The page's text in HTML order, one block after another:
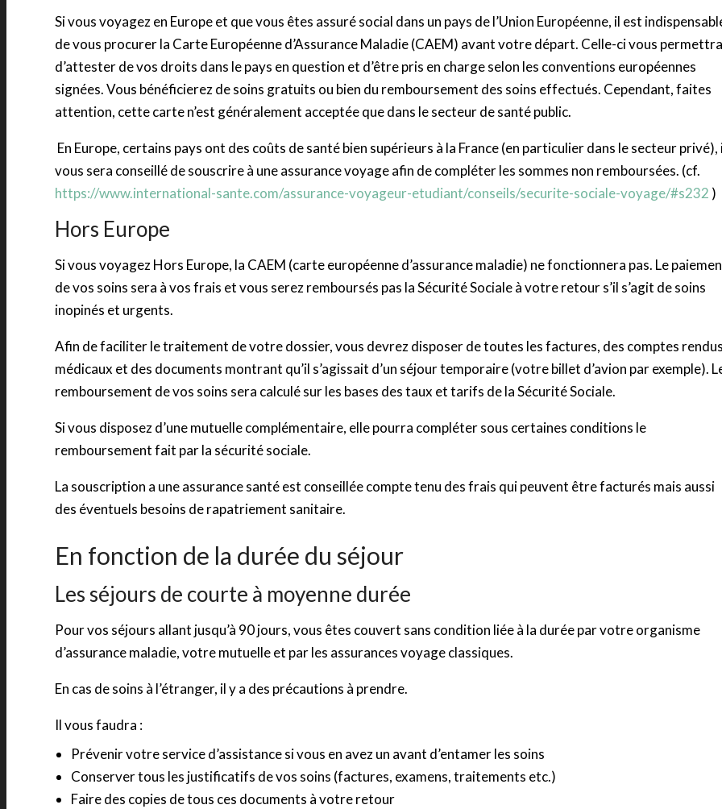
Si vous voyagez en Europe et que vous êtes assuré social dans un pays de l’Union Européenne, il est
de vous procurer la Carte Européenne d’Assurance Maladie (CAEM) avant votre départ. Celle-ci vous permettra
d’attester de vos droits dans le pays en question et d’être pris en charge selon les conventions européennes
signées. Vous bénéficierez de soins gratuits ou bien du remboursement des soins effectués. Cependant, faites
attention, cette carte n’est généralement acceptée que dans le secteur de santé public.
En Europe, certains pays ont des coûts de santé bien supérieurs à la France (en particulier dans le secteur privé),
vous sera conseillé de souscrire à une assurance voyage afin de compléter les sommes non remboursées. (cf.
https://www.international-sante.com/assurance-voyageur-etudiant/conseils/securite-sociale-voyage/#s232 )
Hors Europe
Si vous voyagez Hors Europe, la CAEM (carte européenne d’assurance maladie) ne fonctionnera pas. Le
de vos soins sera à vos frais et vous serez remboursés pas la Sécurité Sociale à votre retour s’il s’agit de soins
inopinés et urgents.
Afin de faciliter le traitement de votre dossier, vous devrez disposer de toutes les factures, des comptes rendus
médicaux et des documents montrant qu’il s’agissait d’un séjour temporaire (votre billet d’avion par exemple).
remboursement de vos soins sera calculé sur les bases des taux et tarifs de la Sécurité Sociale.
Si vous disposez d’une mutuelle complémentaire, elle pourra compléter sous certaines conditions le
remboursement fait par la sécurité sociale.
La souscription a une assurance santé est conseillée compte tenu des frais qui peuvent être facturés mais aussi
des éventuels besoins de rapatriement sanitaire.
En fonction de la durée du séjour
Les séjours de courte à moyenne durée
Pour vos séjours allant jusqu’à 90 jours, vous êtes couvert sans condition liée à la durée par votre organisme
d’assurance maladie, votre mutuelle et par les assurances voyage classiques.
En cas de soins à l’étranger, il y a des précautions à prendre.
Il vous faudra :
Prévenir votre service d’assistance si vous en avez un avant d’entamer les soins
Conserver tous les justificatifs de vos soins (factures, examens, traitements etc.)
Faire des copies de tous ces documents à votre retour